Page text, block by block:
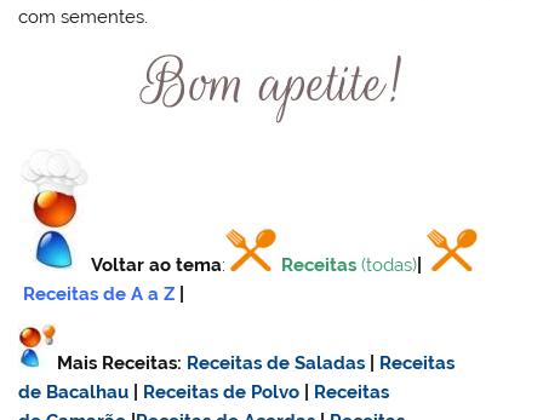
com sementes.
Voltar ao tema: Receitas (todas)
Receitas de A a Z
Mais Receitas: Receitas de Saladas
Receitas
de Bacalhau
Receitas de Polvo
Receitas